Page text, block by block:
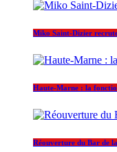
Miko Saint-Dizier
Haute-Marne : la
Réouverture du Bar de